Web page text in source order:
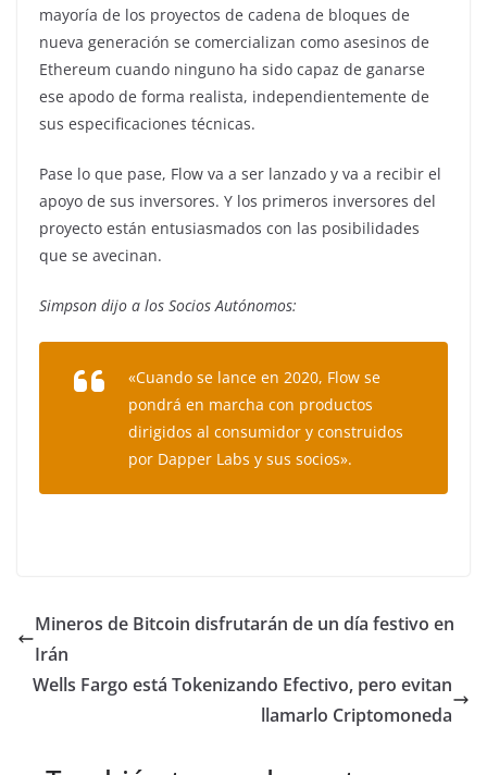
mayoría de los proyectos de cadena de bloques de
nueva generación se comercializan como asesinos de
Ethereum cuando ninguno ha sido capaz de ganarse
ese apodo de forma realista, independientemente de
sus especificaciones técnicas.
Pase lo que pase, Flow va a ser lanzado y va a recibir el
apoyo de sus inversores. Y los primeros inversores del
proyecto están entusiasmados con las posibilidades
que se avecinan.
Simpson dijo a los Socios Autónomos:
«Cuando se lance en 2020, Flow se
pondrá en marcha con productos
dirigidos al consumidor y construidos
por Dapper Labs y sus socios».
Mineros de Bitcoin disfrutarán de un día festivo en
Irán
Wells Fargo está Tokenizando Efectivo, pero evitan
llamarlo Criptomoneda